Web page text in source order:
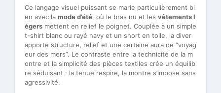
Ce langage visuel puissant se marie particulièrement bi
en avec la mode d’été, où le bras nu et les vêtements l
égers mettent en relief le poignet. Couplée à un simple
t-shirt blanc ou rayé navy et un short en toile, la diver
apporte structure, relief et une certaine aura de “voyag
eur des mers”. Le contraste entre la technicité de la m
ontre et la simplicité des pièces textiles crée un équilib
re séduisant : la tenue respire, la montre s’impose sans
agressivité.